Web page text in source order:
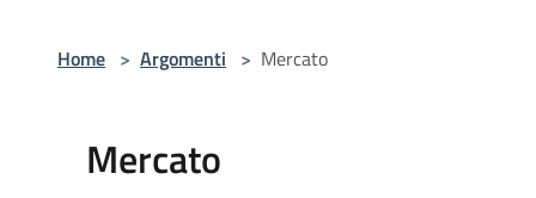
Home > Argomenti > Mercato
Mercato